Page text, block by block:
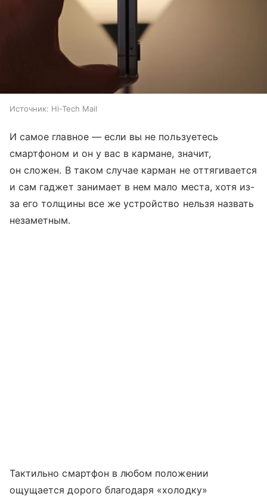
Источник: Hi-Tech Mail
И самое главное — если вы не пользуетесь
смартфоном и он у вас в кармане, значит,
он сложен. В таком случае карман не оттягивается
и сам гаджет занимает в нем мало места, хотя из-
за его толщины все же устройство нельзя назвать
незаметным.
Тактильно смартфон в любом положении
ощущается дорого благодаря «холодку»